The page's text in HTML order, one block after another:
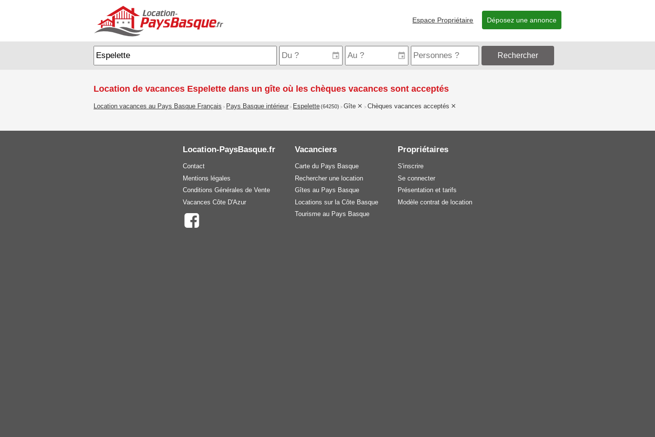
Espace Propriétaire Déposez une annonce
Rechercher
Location de vacances Espelette dans un gîte où les chèques vacances sont acceptés
Location vacances au Pays Basque Français > Pays Basque intérieur > Espelette(64250) > Gîte > Chèques vacances acceptés
Location-PaysBasque.fr
Contact
Mentions légales
Conditions Générales de Vente
Vacances Côte D'Azur
Vacanciers
Carte du Pays Basque
Rechercher une location
Gîtes au Pays Basque
Locations sur la Côte Basque
Tourisme au Pays Basque
Propriétaires
S'inscrire
Se connecter
Présentation et tarifs
Modèle contrat de location